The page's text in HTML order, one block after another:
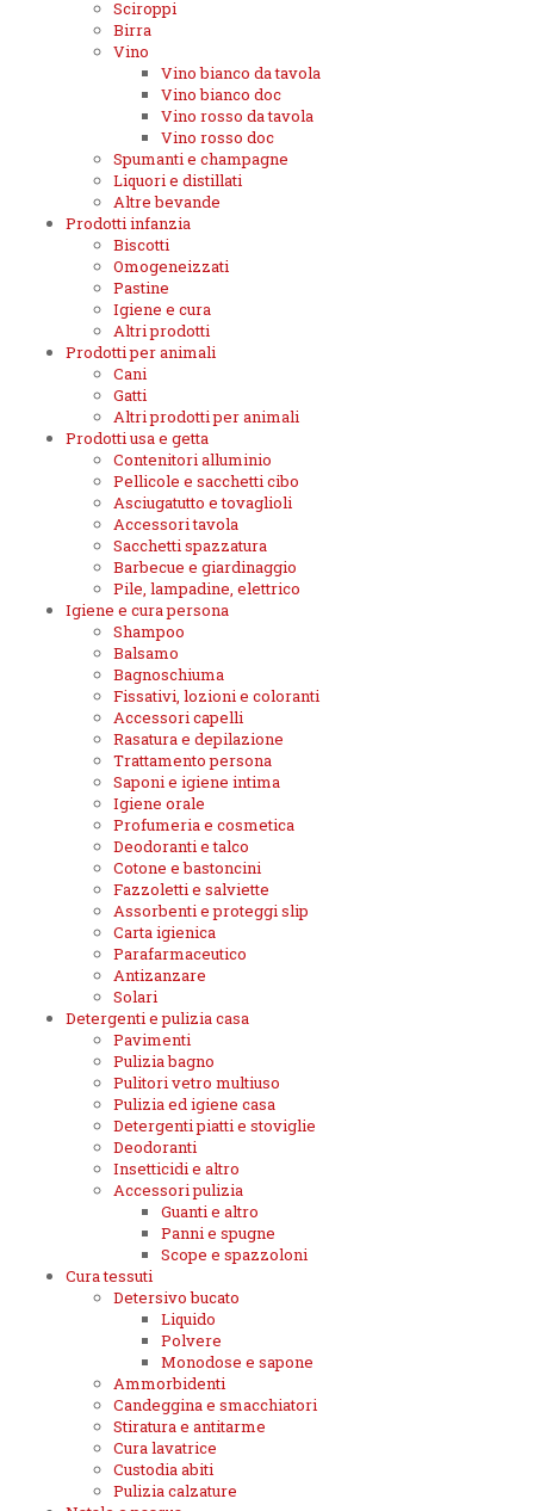
Sciroppi
Birra
Vino
Vino bianco da tavola
Vino bianco doc
Vino rosso da tavola
Vino rosso doc
Spumanti e champagne
Liquori e distillati
Altre bevande
Prodotti infanzia
Biscotti
Omogeneizzati
Pastine
Igiene e cura
Altri prodotti
Prodotti per animali
Cani
Gatti
Altri prodotti per animali
Prodotti usa e getta
Contenitori alluminio
Pellicole e sacchetti cibo
Asciugatutto e tovaglioli
Accessori tavola
Sacchetti spazzatura
Barbecue e giardinaggio
Pile, lampadine, elettrico
Igiene e cura persona
Shampoo
Balsamo
Bagnoschiuma
Fissativi, lozioni e coloranti
Accessori capelli
Rasatura e depilazione
Trattamento persona
Saponi e igiene intima
Igiene orale
Profumeria e cosmetica
Deodoranti e talco
Cotone e bastoncini
Fazzoletti e salviette
Assorbenti e proteggi slip
Carta igienica
Parafarmaceutico
Antizanzare
Solari
Detergenti e pulizia casa
Pavimenti
Pulizia bagno
Pulitori vetro multiuso
Pulizia ed igiene casa
Detergenti piatti e stoviglie
Deodoranti
Insetticidi e altro
Accessori pulizia
Guanti e altro
Panni e spugne
Scope e spazzoloni
Cura tessuti
Detersivo bucato
Liquido
Polvere
Monodose e sapone
Ammorbidenti
Candeggina e smacchiatori
Stiratura e antitarme
Cura lavatrice
Custodia abiti
Pulizia calzature